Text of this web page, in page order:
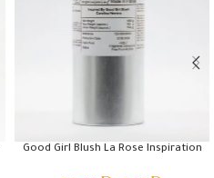
Good Girl Blush La Rose Inspiration